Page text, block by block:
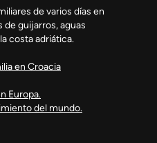
de varios días en
de guijarros, aguas
costa adriática.
en Croacia
Europa.
del mundo.